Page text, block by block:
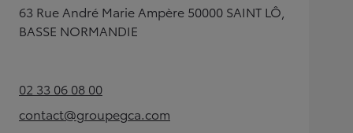
63 Rue André Marie Ampère 50000 SAINT LÔ,
BASSE NORMANDIE
02 33 06 08 00(Opens in new tab)
contact@groupegca.com
(Opens in new tab)